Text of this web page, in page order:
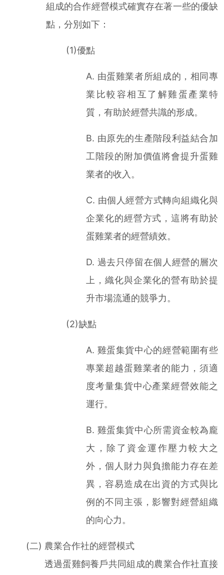
組成的合作經營模式確實存在著一些的優缺
點，分別如下：
(1)優點
A. 由蛋雞業者所組成的，相同專
業比較容相互了解雞蛋產業特
質，有助於經營共識的形成。
B. 由原先的生產階段利益結合加
工階段的附加價值將會提升蛋雞
業者的收入。
C. 由個人經營方式轉向組織化與
企業化的經營方式，這將有助於
蛋雞業者的經營績效。
D. 過去只停留在個人經營的層次
上，織化與企業化的營有助於提
升市場流通的競爭力。
(2)缺點
A. 雞蛋集貨中心的經營範圍有些
專業超越蛋雞業者的能力，須適
度考量集貨中心產業經營效能之
運行。
B. 雞蛋集貨中心所需資金較為龐
大，除了資金運作壓力較大之
外，個人財力與負擔能力存在差
異，容易造成在出資的方式與比
例的不同主張，影響對經營組織
的向心力。
(二) 農業合作社的經營模式
透過蛋雞飼養戶共同組成的農業合作社直接